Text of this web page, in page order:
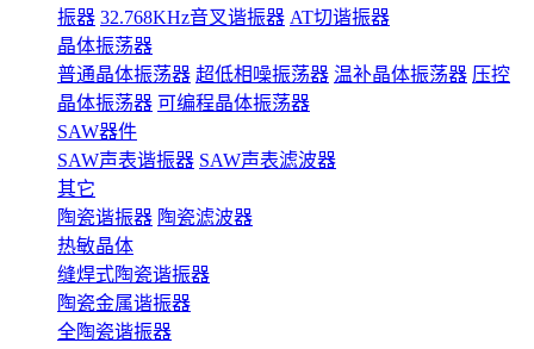
振器 32.768KHz音叉谐振器 AT切谐振器
晶体振荡器
普通晶体振荡器 超低相噪振荡器 温补晶体振荡器 压控
晶体振荡器 可编程晶体振荡器
SAW器件
SAW声表谐振器 SAW声表滤波器
其它
陶瓷谐振器 陶瓷滤波器
热敏晶体
缝焊式陶瓷谐振器
陶瓷金属谐振器
全陶瓷谐振器